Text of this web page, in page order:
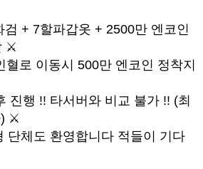
+ 7할파갑옷 + 2500만 엔코인
⚔️
로 이동시 500만 엔코인 정착지
행 !! 타서버와 비교 불가 !! (최
) ⚔️
단체도 환영합니다 적들이 기다